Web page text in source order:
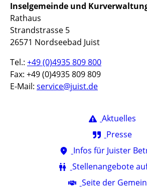
Inselgemeinde und
Rathaus
Strandstrasse 5
26571 Nordseebad Juist
Tel.: +49 (0)4935 809 800
Fax: +49 (0)4935 809 809
E-Mail: service@juist.de
Aktuelles
Presse
Infos für Juister
Stellenangebote
Seite der